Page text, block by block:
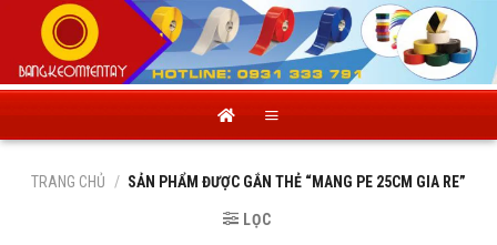
content
TRANG CHỦ / SẢN PHẨM ĐƯỢC GẮN THẺ “MANG PE 25CM GIA RE”
LỌC